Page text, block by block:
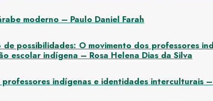
moderno – Paulo Daniel Farah
possibilidades: O movimento dos professores
escolar indígena – Rosa Helena Dias da Silva
professores indígenas e identidades interculturais